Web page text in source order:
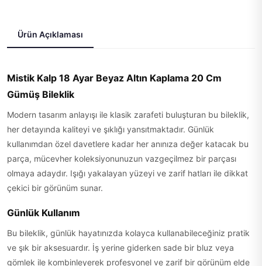
Ürün Açıklaması
Mistik Kalp 18 Ayar Beyaz Altın Kaplama 20 Cm
Gümüş Bileklik
Modern tasarım anlayışı ile klasik zarafeti buluşturan bu bileklik,
her detayında kaliteyi ve şıklığı yansıtmaktadır. Günlük
kullanımdan özel davetlere kadar her anınıza değer katacak bu
parça, mücevher koleksiyonunuzun vazgeçilmez bir parçası
olmaya adaydır. Işığı yakalayan yüzeyi ve zarif hatları ile dikkat
çekici bir görünüm sunar.
Günlük Kullanım
Bu bileklik, günlük hayatınızda kolayca kullanabileceğiniz pratik
ve şık bir aksesuardır. İş yerine giderken sade bir bluz veya
gömlek ile kombinleyerek profesyonel ve zarif bir görünüm elde